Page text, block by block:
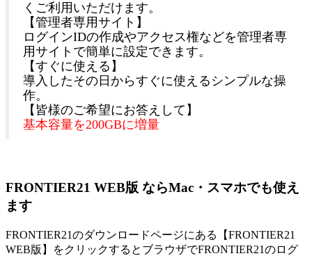
くご利用いただけます。
【管理者専用サイト】
ログインIDの作成やアクセス権などを管理者専
用サイトで簡単に設定できます。
【すぐに使える】
導入したその日からすぐに使えるシンプルな操
作。
【皆様のご希望にお答えして】
基本容量を200GBに増量
FRONTIER21 WEB版 ならMac・スマホでも使え
ます
FRONTIER21のダウンロードページにある【FRONTIER21
WEB版】をクリックするとブラウザでFRONTIER21のログ